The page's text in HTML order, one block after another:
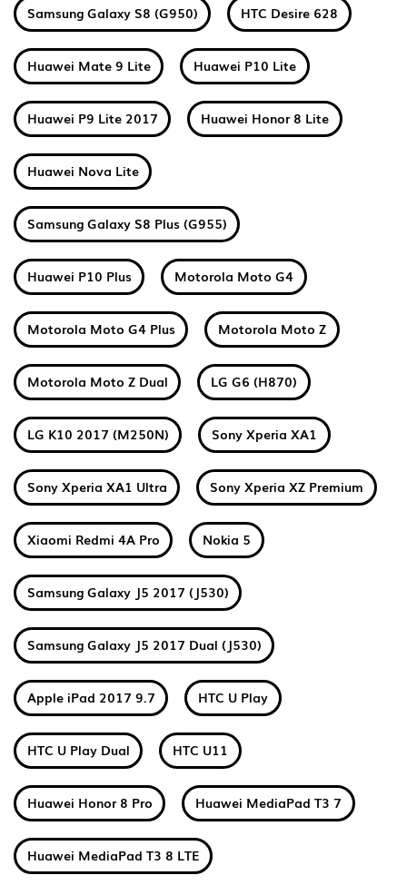
Samsung Galaxy S8 (G950) HTC Desire 628
Huawei Mate 9 Lite Huawei P10 Lite
Huawei P9 Lite 2017 Huawei Honor 8 Lite
Huawei Nova Lite
Samsung Galaxy S8 Plus (G955)
Huawei P10 Plus Motorola Moto G4
Motorola Moto G4 Plus Motorola Moto Z
Motorola Moto Z Dual LG G6 (H870)
LG K10 2017 (M250N) Sony Xperia XA1
Sony Xperia XA1 Ultra Sony Xperia XZ Premium
Xiaomi Redmi 4A Pro Nokia 5
Samsung Galaxy J5 2017 (J530)
Samsung Galaxy J5 2017 Dual (J530)
Apple iPad 2017 9.7 HTC U Play
HTC U Play Dual HTC U11
Huawei Honor 8 Pro Huawei MediaPad T3 7
Huawei MediaPad T3 8 LTE